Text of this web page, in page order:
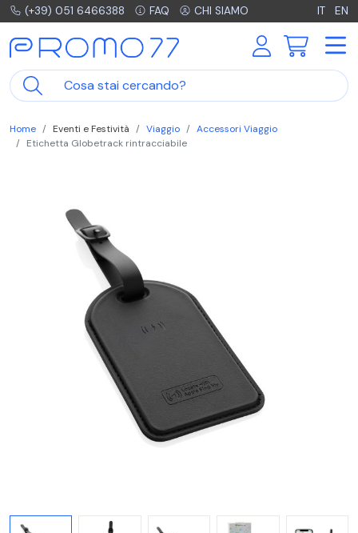
(+39) 051 6466388 FAQ CHI SIAMO IT EN
Home Eventi e Festività Viaggio
Accessori Viaggio
Etichetta Globetrack rintracciabile